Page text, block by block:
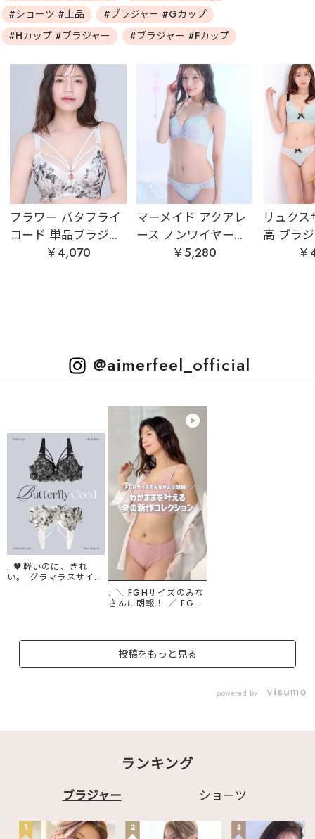
#ショーツ #上品
#ブラジャー #Gカップ
#Hカップ #ブラジャー
#ブラジャー #Fカップ
フラワー バタフライ
コード 単品ブラジ...
￥4,070
マーメイド アクアレ
ース ノンワイヤー...
￥5,280
リュク
高 ブラ
@aimerfeel_official
. 🖤軽いのに、きれ
い。 グラマラスサイズ
ドテープ構造で 自然で
の花柄レースで、大人
(FGHカップ) ブラジャ
バタフライコード プレ
ーンショーツ
. ＼ FGHサイズのみな
さんに朗報！ ／ FGH
い 接触冷感 👕 薄着や
Tシャツにひびきにく
夏の新作が続々と登場
♡┈┈┈┈┈┈┈┈┈
┈┈┈┈┈┈┈┈┈┈
✧1602501g リュクス
サポート 脇高 ブラジ
カップ) ✧1602401g
リブ 2WAY 谷間カバ
投稿をもっと見る
powered by
ランキング
ブラジャー ショーツ
1 2 3